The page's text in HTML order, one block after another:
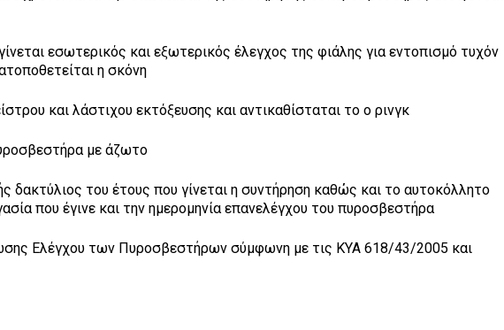
εσωτερικός και εξωτερικός έλεγχος της φιάλης για εντοπισμό τυχόν
η σκόνη
και λάστιχου εκτόξευσης και αντικαθίσταται το ο ρινγκ
με άζωτο
δακτύλιος του έτους που γίνεται η συντήρηση καθώς και το αυτοκόλλητο
που έγινε και την ημερομηνία επανελέγχου του πυροσβεστήρα
Ελέγχου των Πυροσβεστήρων σύμφωνη με τις ΚΥΑ 618/43/2005 και